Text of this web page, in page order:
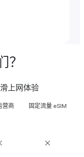
？
上网体验
营商 固定流量 eSIM